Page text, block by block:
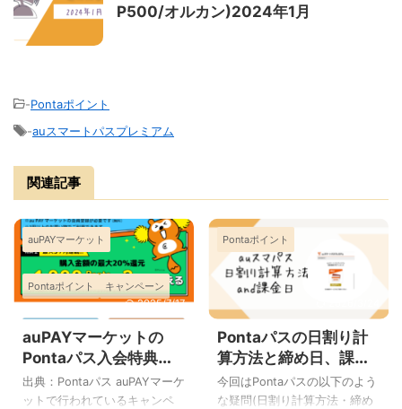
P500/オルカン)2024年1月
-Pontaポイント
-auスマートパスプレミアム
関連記事
auPAYマーケット
Pontaポイント
キャンペーン
2025/7/17
auPAYマーケットの
Pontaパス入会特典ク
ーポンが見つからな
い！どこ？もらいかた
出典：Pontaパス auPAYマーケ
ットで行われているキャンペ
Pontaポイント
Pontaパスの日割り計
算方法と締め日、課金
日、無料お試し期間詳
しく
今回はPontaパスの以下のよう
な疑問(日割り計算方法・締め